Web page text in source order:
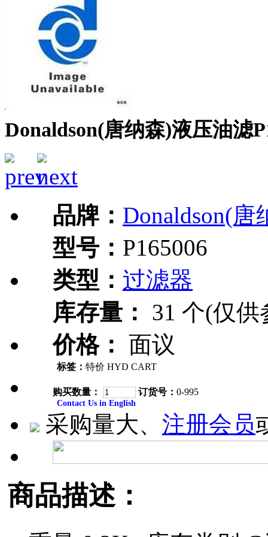
Donaldson(唐纳森)液压油滤
品牌： Donaldson(唐
型号： P165006
类型： 过滤器
库存量：
31 个(仅供
价格： 面议
标签： 特价 HYD CART
购买数量： 订货号： 0-995
Contact Us in English
采购量大、 注册会员
商品描述：